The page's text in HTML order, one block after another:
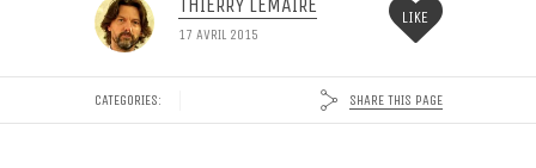
17 AVRIL 2015
LIKE
CATEGORIES: SHARE THIS PAGE